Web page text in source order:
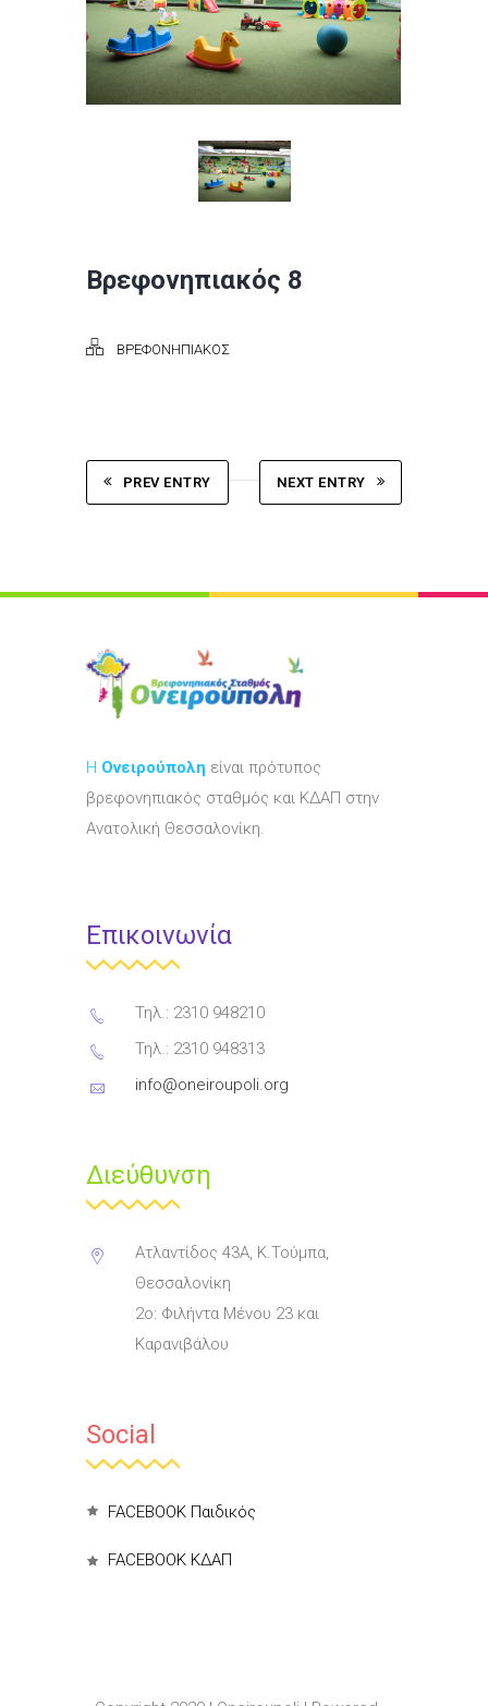
Βρεφονηπιακός 8
ΒΡΕΦΟΝΗΠΙΑΚΟΣ
PREV ENTRY NEXT ENTRY
Η Ονειρούπολη είναι πρότυπος
βρεφονηπιακός σταθμός και ΚΔΑΠ στην
Ανατολική Θεσσαλονίκη.
Επικοινωνία
Τηλ.: 2310 948210
Τηλ.: 2310 948313
info@oneiroupoli.org
Διεύθυνση
Ατλαντίδος 43Α, Κ.Τούμπα,
Θεσσαλονίκη
2ο: Φιλήντα Μένου 23 και
Καρανιβάλου
Social
FACEBOOK Παιδικός
FACEBOOK ΚΔΑΠ